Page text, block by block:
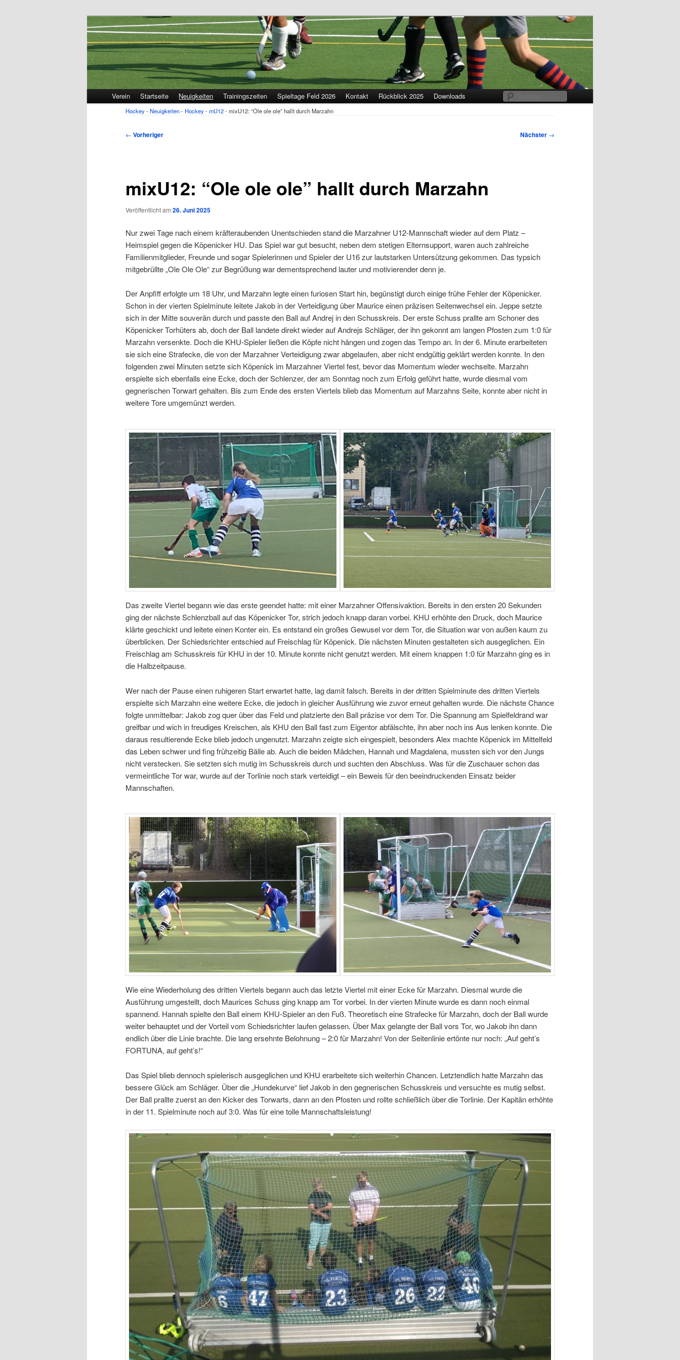
Hockey
1. VfL FORTUNA Marzahn e.V.
Hauptmenü
Zum
primären
Inhalt
Verein Startseite Neuigkeiten Trainingszeiten Spieltage Feld 2026 Kontakt Rückblick 2025 Downloads
Hockey-Neuigkeiten- Hockey-mU12-mixU12: “Ole ole ole” hallt durch Marzahn
Beitragsnavigation
← Vorheriger Nächster →
mixU12: “Ole ole ole” hallt durch Marzahn
Veröffentlicht am 26. Juni 2025
Nur zwei Tage nach einem kräfteraubenden Unentschieden stand die Marzahner U12-Mannschaft wieder auf dem Platz –
Heimspiel gegen die Köpenicker HU. Das Spiel war gut besucht, neben dem stetigen Elternsupport, waren auch zahlreiche
Familienmitglieder, Freunde und sogar Spielerinnen und Spieler der U16 zur lautstarken Untersützung gekommen. Das typsich
mitgebrüllte „Ole Ole Ole“ zur Begrüßung war dementsprechend lauter und motivierender denn je.
Der Anpfiff erfolgte um 18 Uhr, und Marzahn legte einen furiosen Start hin, begünstigt durch einige frühe Fehler der Köpenicker.
Schon in der vierten Spielminute leitete Jakob in der Verteidigung über Maurice einen präzisen Seitenwechsel ein. Jeppe setzte
sich in der Mitte souverän durch und passte den Ball auf Andrej in den Schusskreis. Der erste Schuss prallte am Schoner des
Köpenicker Torhüters ab, doch der Ball landete direkt wieder auf Andrejs Schläger, der ihn gekonnt am langen Pfosten zum 1:0 für
Marzahn versenkte. Doch die KHU-Spieler ließen die Köpfe nicht hängen und zogen das Tempo an. In der 6. Minute erarbeiteten
sie sich eine Strafecke, die von der Marzahner Verteidigung zwar abgelaufen, aber nicht endgültig geklärt werden konnte. In den
folgenden zwei Minuten setzte sich Köpenick im Marzahner Viertel fest, bevor das Momentum wieder wechselte. Marzahn
erspielte sich ebenfalls eine Ecke, doch der Schlenzer, der am Sonntag noch zum Erfolg geführt hatte, wurde diesmal vom
gegnerischen Torwart gehalten. Bis zum Ende des ersten Viertels blieb das Momentum auf Marzahns Seite, konnte aber nicht in
weitere Tore umgemünzt werden.
Das zweite Viertel begann wie das erste geendet hatte: mit einer Marzahner Offensivaktion. Bereits in den ersten 20 Sekunden
ging der nächste Schlenzball auf das Köpenicker Tor, strich jedoch knapp daran vorbei. KHU erhöhte den Druck, doch Maurice
klärte geschickt und leitete einen Konter ein. Es entstand ein großes Gewusel vor dem Tor, die Situation war von außen kaum zu
überblicken. Der Schiedsrichter entschied auf Freischlag für Köpenick. Die nächsten Minuten gestalteten sich ausgeglichen. Ein
Freischlag am Schusskreis für KHU in der 10. Minute konnte nicht genutzt werden. Mit einem knappen 1:0 für Marzahn ging es in
die Halbzeitpause.
Wer nach der Pause einen ruhigeren Start erwartet hatte, lag damit falsch. Bereits in der dritten Spielminute des dritten Viertels
erspielte sich Marzahn eine weitere Ecke, die jedoch in gleicher Ausführung wie zuvor erneut gehalten wurde. Die nächste Chance
folgte unmittelbar: Jakob zog quer über das Feld und platzierte den Ball präzise vor dem Tor. Die Spannung am Spielfeldrand war
greifbar und wich in freudiges Kreischen, als KHU den Ball fast zum Eigentor abfälschte, ihn aber noch ins Aus lenken konnte. Die
daraus resultierende Ecke blieb jedoch ungenutzt. Marzahn zeigte sich eingespielt, besonders Alex machte Köpenick im Mittelfeld
das Leben schwer und fing frühzeitig Bälle ab. Auch die beiden Mädchen, Hannah und Magdalena, mussten sich vor den Jungs
nicht verstecken. Sie setzten sich mutig im Schusskreis durch und suchten den Abschluss. Was für die Zuschauer schon das
vermeintliche Tor war, wurde auf der Torlinie noch stark verteidigt – ein Beweis für den beeindruckenden Einsatz beider
Mannschaften.
Wie eine Wiederholung des dritten Viertels begann auch das letzte Viertel mit einer Ecke für Marzahn. Diesmal wurde die
Ausführung umgestellt, doch Maurices Schuss ging knapp am Tor vorbei. In der vierten Minute wurde es dann noch einmal
spannend. Hannah spielte den Ball einem KHU-Spieler an den Fuß. Theoretisch eine Strafecke für Marzahn, doch der Ball wurde
weiter behauptet und der Vorteil vom Schiedsrichter laufen gelassen. Über Max gelangte der Ball vors Tor, wo Jakob ihn dann
endlich über die Linie brachte. Die lang ersehnte Belohnung – 2:0 für Marzahn! Von der Seitenlinie ertönte nur noch: „Auf geht’s
FORTUNA, auf geht’s!“
Das Spiel blieb dennoch spielerisch ausgeglichen und KHU erarbeitete sich weiterhin Chancen. Letztendlich hatte Marzahn das
bessere Glück am Schläger. Über die „Hundekurve“ lief Jakob in den gegnerischen Schusskreis und versuchte es mutig selbst.
Der Ball prallte zuerst an den Kicker des Torwarts, dann an den Pfosten und rollte schließlich über die Torlinie. Der Kapitän erhöhte
in der 11. Spielminute noch auf 3:0. Was für eine tolle Mannschaftsleistung!